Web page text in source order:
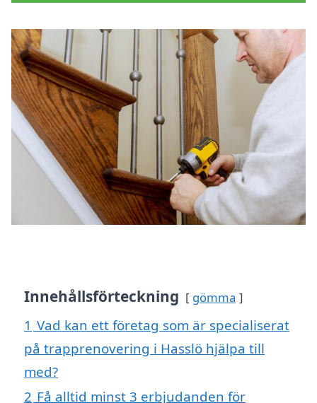
Innehållsförteckning gömma
1 Vad kan ett företag som är specialiserat
på trapprenovering i Hasslö hjälpa till
med?
2 Få alltid minst 3 erbjudanden för